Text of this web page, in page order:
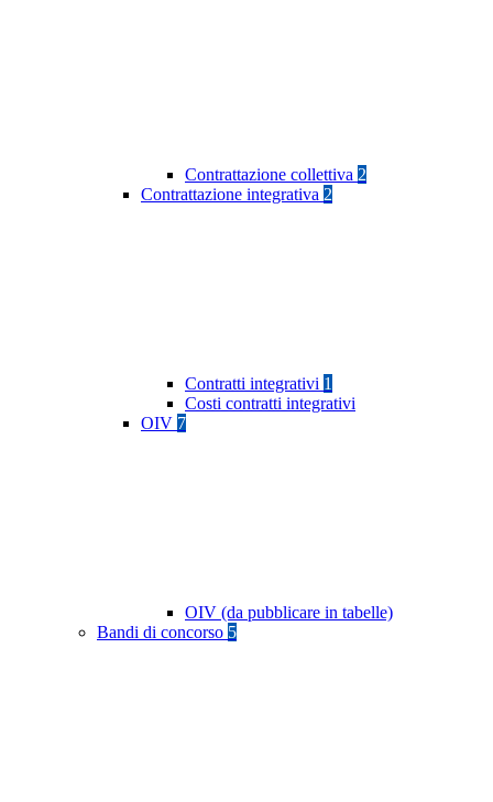
Contrattazione collettiva 2
Contrattazione integrativa 2
Contratti integrativi 1
Costi contratti integrativi
OIV 7
OIV (da pubblicare in tabelle)
Bandi di concorso 5